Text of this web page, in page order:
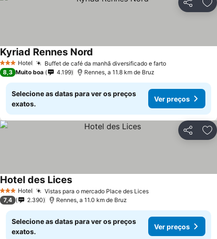
Partilhar
3 EstrelasHotel Buffet de café da manhã diversificado e fartoVer preços
Kyriad Rennes Nord
8,3 Muito boa 4.199 Rennes, a 11.8 km de Bruz
Selecione as datas para ver os preços
exatos.
Ver preços
Partilhar
3 EstrelasHotel Vistas para o mercado Place des LicesVer preços
Hotel des LicesVer preços
7,4 2.390 Rennes, a 11.0 km de Bruz
Selecione as datas para ver os preços
exatos.
Ver preços